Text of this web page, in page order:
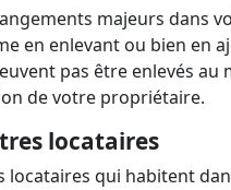
majeurs dans
en enlevant ou bien en
pas être enlevés au
de votre propriétaire.
locataires
locataires qui habitent